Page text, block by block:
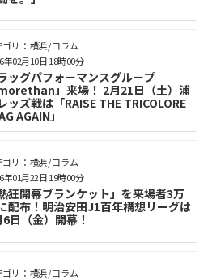
ゴリ： 横浜 / コラム
ッグパフォーマンスグループ
morethan」来場！ 2月21日（土）浦
ッズ戦は「RAISE THE TRICOLORE
AGAIN」
年02月10日 18時00分
ゴリ： 横浜 / コラム
熱狂開幕ブランケット」を来場者3万
配布！明治安田J1百年構想リーグは
6日（金）開幕！
年01月22日 19時00分
ゴリ： 横浜 / コラム